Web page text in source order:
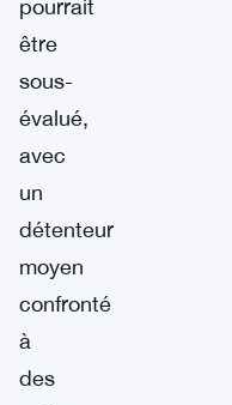
pourrait
être
sous-
évalué,
avec
un
détenteur
moyen
confronté
à
des